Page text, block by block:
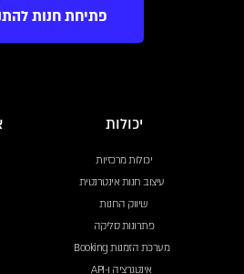
פתיחת חנות
יכולות
יכולות מרכזיות
עיצוב חנות אינטרנטית
שיווק החנות
פתרונות סליקה
מערכת הזמנות Booking
אינטגרציה ו-API